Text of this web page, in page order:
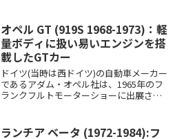
オペル GT (919S 1968-1973)：軽
量ボディに扱い易いエンジンを搭
載したGTカー
ドイツ(当時は西ドイツ)の自動車メーカー
であるアダム・オペル社は、1965年のフ
ランクフルトモーターショーに出展され
ランチア ベータ (1972-1984):フ